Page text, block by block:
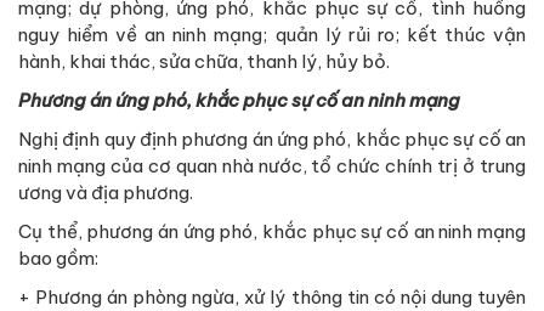
mạng; dự phòng, ứng phó, khắc phục sự cố, tình huống
nguy hiểm về an ninh mạng; quản lý rủi ro; kết thúc vận
hành, khai thác, sửa chữa, thanh lý, hủy bỏ.
Phương án ứng phó, khắc phục sự cố an ninh mạng
Nghị định quy định phương án ứng phó, khắc phục sự cố an
ninh mạng của cơ quan nhà nước, tổ chức chính trị ở trung
ương và địa phương.
Cụ thể, phương án ứng phó, khắc phục sự cố an ninh mạng
bao gồm:
+ Phương án phòng ngừa, xử lý thông tin có nội dung tuyên